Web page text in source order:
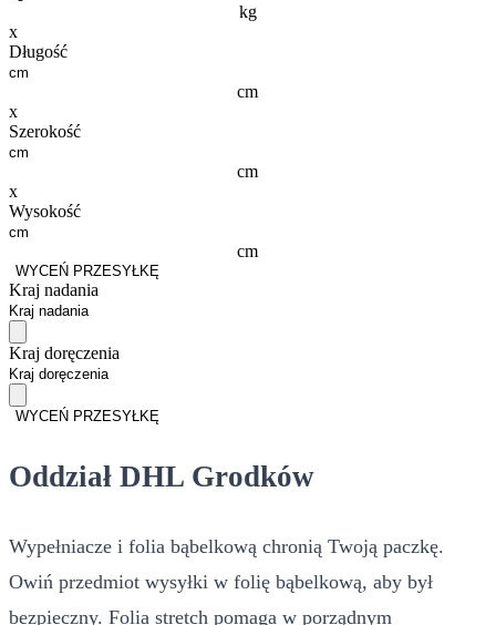
kg
x
Długość
cm
x
Szerokość
cm
x
Wysokość
cm
WYCEŃ PRZESYŁKĘ
Kraj nadania
Kraj doręczenia
WYCEŃ PRZESYŁKĘ
Oddział DHL Grodków
Wypełniacze i folia bąbelkową chronią Twoją paczkę.
Owiń przedmiot wysyłki w folię bąbelkową, aby był
bezpieczny. Folia stretch pomaga w porządnym